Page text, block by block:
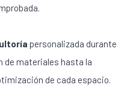
personalizada durante
de materiales hasta la
de cada espacio.